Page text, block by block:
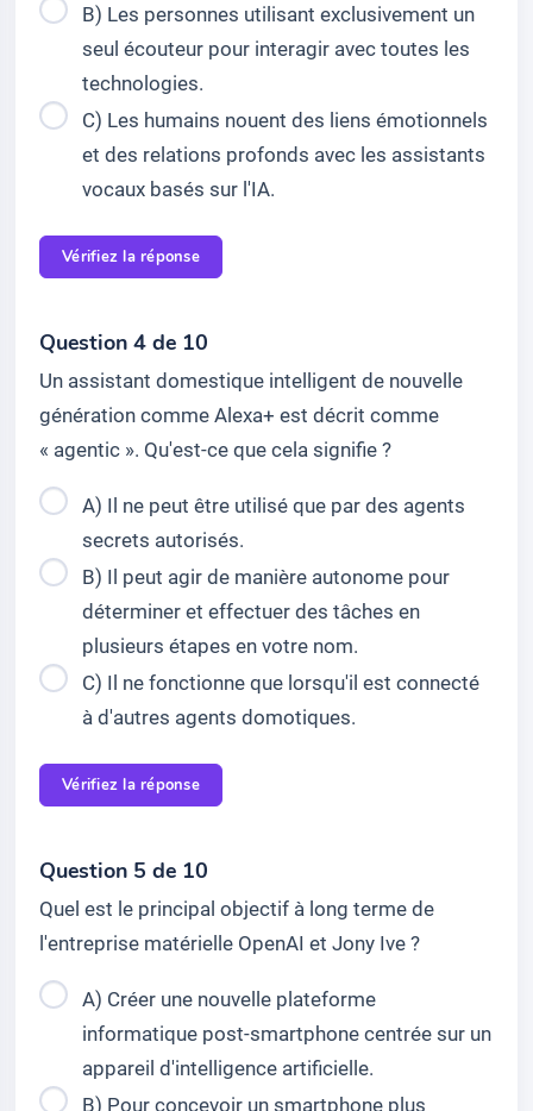
B) Les personnes utilisant exclusivement un
seul écouteur pour interagir avec toutes les
technologies.
C) Les humains nouent des liens émotionnels
et des relations profonds avec les assistants
vocaux basés sur l'IA.
Vérifiez la réponse
Question 4 de 10
Un assistant domestique intelligent de nouvelle
génération comme Alexa+ est décrit comme
« agentic ». Qu'est-ce que cela signifie ?
A) Il ne peut être utilisé que par des agents
secrets autorisés.
B) Il peut agir de manière autonome pour
déterminer et effectuer des tâches en
plusieurs étapes en votre nom.
C) Il ne fonctionne que lorsqu'il est connecté
à d'autres agents domotiques.
Vérifiez la réponse
Question 5 de 10
Quel est le principal objectif à long terme de
l'entreprise matérielle OpenAI et Jony Ive ?
A) Créer une nouvelle plateforme
informatique post-smartphone centrée sur un
appareil d'intelligence artificielle.
B) Pour concevoir un smartphone plus